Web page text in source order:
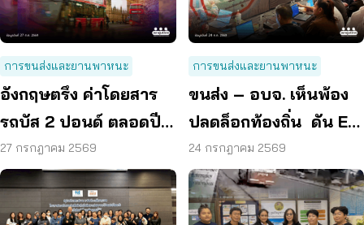
การขนส่งและยานพาหนะ
อังกฤษตรึง ค่าโดยสาร
รถบัส 2 ปอนด์ ตลอดปี
70 ลดค่าครองชีพ
27 กรกฎาคม 2569
การขนส่งและยานพาหนะ
ขนส่ง – อบจ. เห็นพ้อง
ปลดล็อกท้องถิ่น ดัน EV
Bus อยุธยา
24 กรกฎาคม 2569